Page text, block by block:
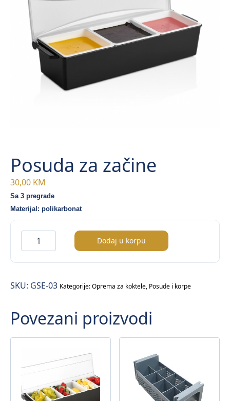
Posuda za začine
30,00 KM
Sa 3 pregrade
Materijal: polikarbonat
Posuda
za
začine
Dodaj u korpu
SKU: GSE-03 Kategorije:Oprema za koktele, Posude i korpe
Povezani proizvodi